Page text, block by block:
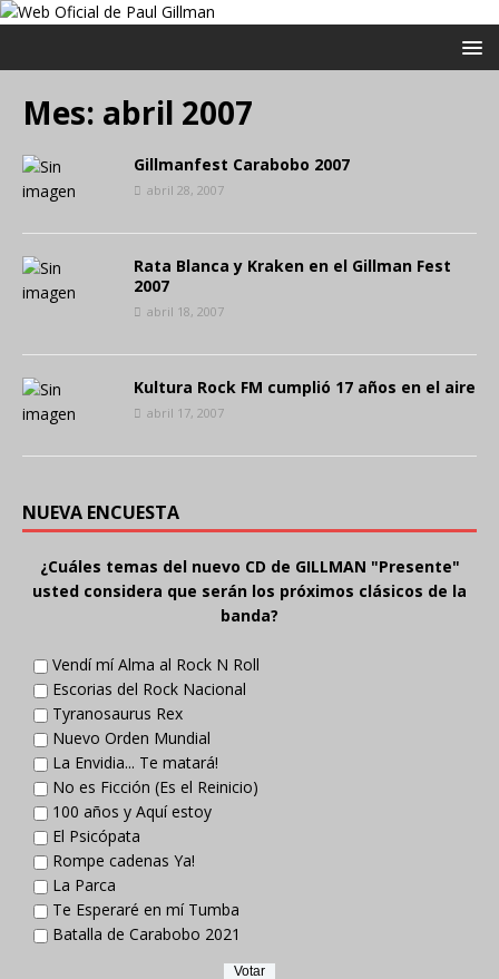
Mes: abril 2007
Gillmanfest Carabobo 2007
abril 28, 2007
Rata Blanca y Kraken en el Gillman Fest
2007
abril 18, 2007
Kultura Rock FM cumplió 17 años en el aire
abril 17, 2007
NUEVA ENCUESTA
¿Cuáles temas del nuevo CD de GILLMAN "Presente"
usted considera que serán los próximos clásicos de la
banda?
Vendí mí Alma al Rock N Roll
Escorias del Rock Nacional
Tyranosaurus Rex
Nuevo Orden Mundial
La Envidia... Te matará!
No es Ficción (Es el Reinicio)
100 años y Aquí estoy
El Psicópata
Rompe cadenas Ya!
La Parca
Te Esperaré en mí Tumba
Batalla de Carabobo 2021